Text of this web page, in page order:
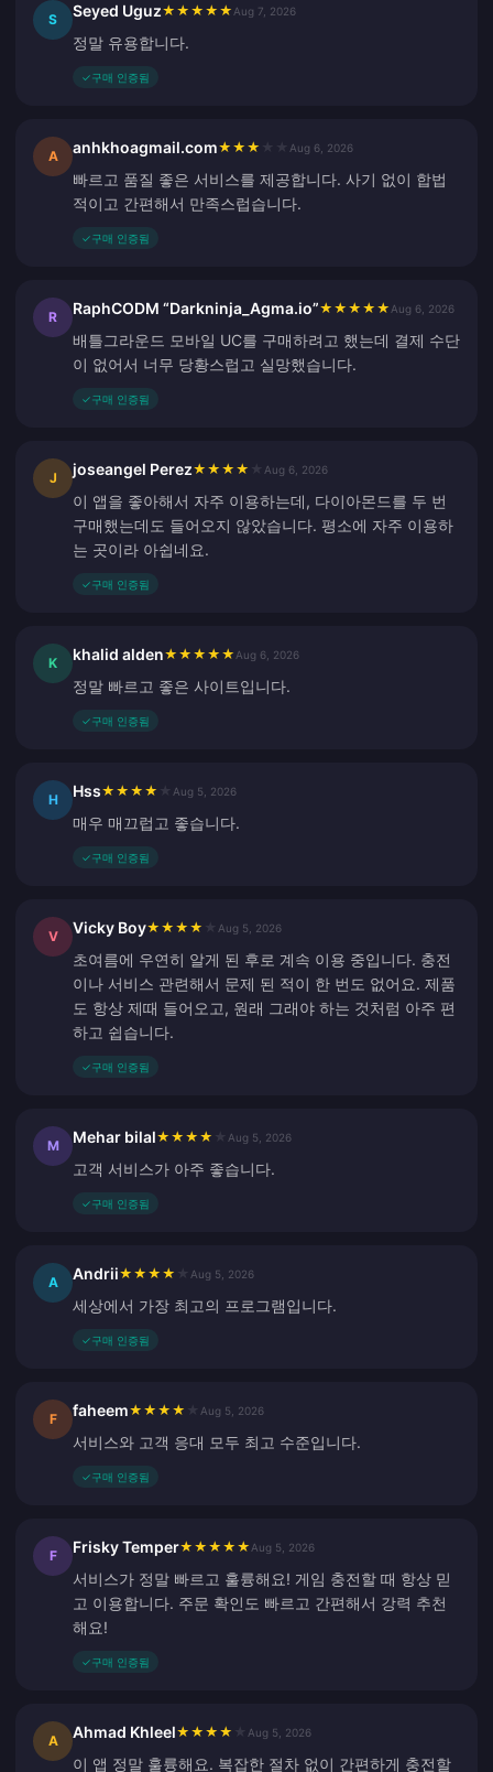
S Seyed Uguz★ ★ ★ ★ ★ Aug 7, 2026
정말 유용합니다.
✓구매 인증됨
A anhkhoagmail.com★ ★ ★ Aug 6, 2026
빠르고 품질 좋은 서비스를 제공합니다. 사기 없이 합법
적이고 간편해서 만족스럽습니다.
✓구매 인증됨
R RaphCODM “Darkninja_Agma.io”★ ★ ★ ★ ★ Aug 6, 2026
배틀그라운드 모바일 UC를 구매하려고 했는데 결제 수단
이 없어서 너무 당황스럽고 실망했습니다.
✓구매 인증됨
J joseangel Perez★ ★ ★ ★ Aug 6, 2026
이 앱을 좋아해서 자주 이용하는데, 다이아몬드를 두 번
구매했는데도 들어오지 않았습니다. 평소에 자주 이용하
는 곳이라 아쉽네요.
✓구매 인증됨
K khalid alden★ ★ ★ ★ ★ Aug 6, 2026
정말 빠르고 좋은 사이트입니다.
✓구매 인증됨
H Hss★ ★ ★ ★ Aug 5, 2026
매우 매끄럽고 좋습니다.
✓구매 인증됨
V Vicky Boy★ ★ ★ ★ Aug 5, 2026
초여름에 우연히 알게 된 후로 계속 이용 중입니다. 충전
이나 서비스 관련해서 문제 된 적이 한 번도 없어요. 제품
도 항상 제때 들어오고, 원래 그래야 하는 것처럼 아주 편
하고 쉽습니다.
✓구매 인증됨
M Mehar bilal★ ★ ★ ★ Aug 5, 2026
고객 서비스가 아주 좋습니다.
✓구매 인증됨
A Andrii★ ★ ★ ★ Aug 5, 2026
세상에서 가장 최고의 프로그램입니다.
✓구매 인증됨
F faheem★ ★ ★ ★ Aug 5, 2026
서비스와 고객 응대 모두 최고 수준입니다.
✓구매 인증됨
F Frisky Temper★ ★ ★ ★ ★ Aug 5, 2026
서비스가 정말 빠르고 훌륭해요! 게임 충전할 때 항상 믿
고 이용합니다. 주문 확인도 빠르고 간편해서 강력 추천
해요!
✓구매 인증됨
A Ahmad Khleel★ ★ ★ ★ Aug 5, 2026
이 앱 정말 훌륭해요. 복잡한 절차 없이 간편하게 충전할